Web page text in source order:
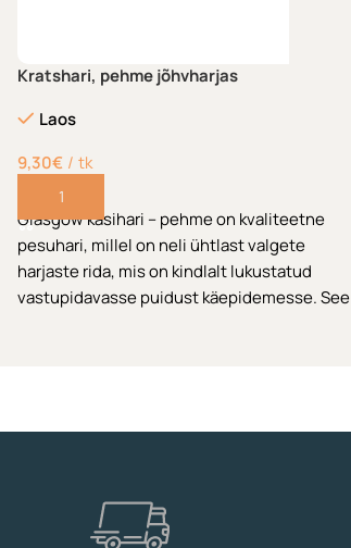
Kratshari, pehme jõhvharjas
Laos
9,30€ tk
Lisa korvi
Glasgow käsihari – pehme on kvaliteetne
pesuhari, millel on neli ühtlast valgete
harjaste rida, mis on kindlalt lukustatud
vastupidavasse puidust käepidemesse. See